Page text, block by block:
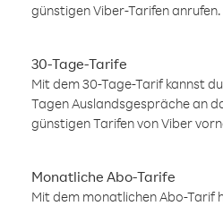
günstigen Viber-Tarifen anrufen.
30-Tage-Tarife
Mit dem 30-Tage-Tarif kannst
Tagen Auslandsgespräche an
günstigen Tarifen von Viber
Monatliche Abo-Tarife
Mit dem monatlichen Abo-Tarif